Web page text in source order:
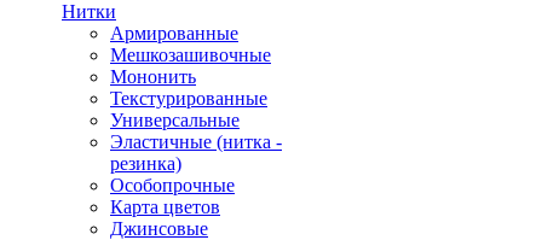
Нитки
Армированные
Мешкозашивочные
Мононить
Текстурированные
Универсальные
Эластичные (нитка -
резинка)
Особопрочные
Карта цветов
Джинсовые